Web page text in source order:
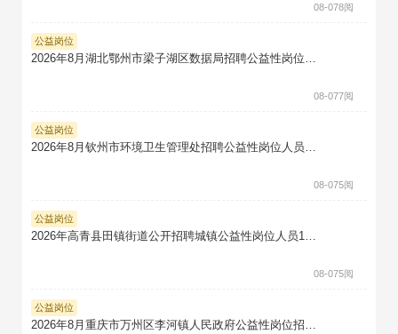
8阅
08-07
公益岗位
7阅
08-07
公益岗位
5阅
08-07
公益岗位
5阅
08-07
公益岗位